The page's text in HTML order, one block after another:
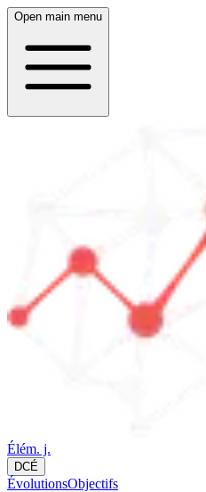
Open main menu
Élém. j.
DCÉ
ÉvolutionsObjectifs